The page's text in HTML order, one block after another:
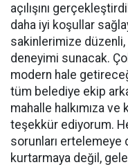
açılışını
daha iyi koşullar
sakinlerimize
deneyimi sunacak.
modern hale
tüm belediye ekip
mahalle halkımıza
teşekkür ediyorum.
sorunları ertelemeye
kurtarmaya değil,